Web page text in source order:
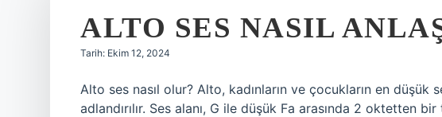
ALTO SES NASIL
Tarih: Ekim 12, 2024
Alto ses nasıl olur? Alto, kadınların ve çocukların en düşük
adlandırılır. Ses alanı, G ile düşük Fa arasında 2 oktetten